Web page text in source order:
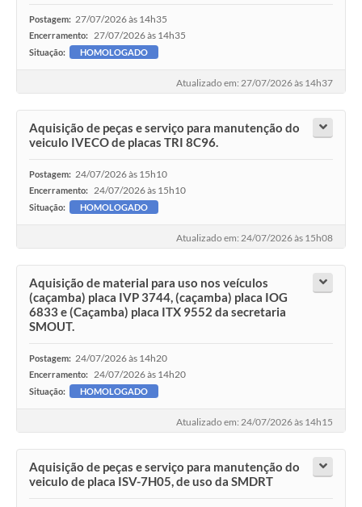
Postagem: 27/07/2026 às 14h35
Encerramento: 27/07/2026 às 14h35
Situação: HOMOLOGADO
Atualizado em: 27/07/2026 às 14h37
Aquisição de peças e serviço para manutenção do
veiculo IVECO de placas TRI 8C96.
Postagem: 24/07/2026 às 15h10
Encerramento: 24/07/2026 às 15h10
Situação: HOMOLOGADO
Atualizado em: 24/07/2026 às 15h08
Aquisição de material para uso nos veículos
(caçamba) placa IVP 3744, (caçamba) placa IOG
6833 e (Caçamba) placa ITX 9552 da secretaria
SMOUT.
Postagem: 24/07/2026 às 14h20
Encerramento: 24/07/2026 às 14h20
Situação: HOMOLOGADO
Atualizado em: 24/07/2026 às 14h15
Aquisição de peças e serviço para manutenção do
veiculo de placa ISV-7H05, de uso da SMDRT